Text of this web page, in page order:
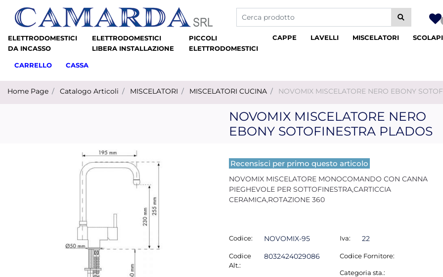
La modifica di un filtro aggiorna automaticamente gli
ELETTRODOMESTICI
DA INCASSO
ELETTRODOMESTICI
LIBERA INSTALLAZIONE
PICCOLI
ELETTRODOMESTICI
CAPPE LAVELLI MISCELATORI
CARRELLO CASSA
Home Page Catalogo Articoli MISCELATORI MISCELATORI CUCINA NOVOMIX MISCELATORE NERO EBONY
NOVOMIX MISCELATORE NERO
EBONY SOTOFINESTRA PLADOS
Recensisci per primo questo articolo
NOVOMIX MISCELATORE MONOCOMANDO CON CANNA
PIEGHEVOLE PER SOTTOFINESTRA,CARTICCIA
CERAMICA,ROTAZIONE 360
Codice: NOVOMIX-95
Codice
Alt.:
8032424029086
Iva: 22
Codice Fornitore:
Categoria sta.: